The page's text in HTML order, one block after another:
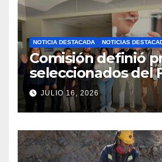
NOTICIA DESTACADA NOTICIAS
Comisión definió
seleccionados del
Concursable 2026
Atacama
JULIO 16, 2026